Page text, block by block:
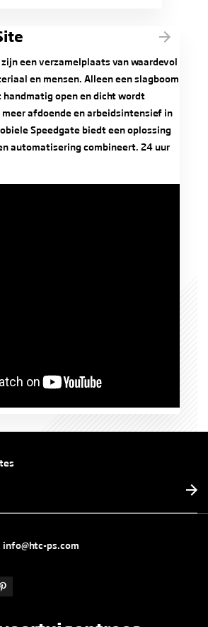
een verzamelplaats van waardevol
en mensen. Alleen een slagboom
handmatig open en dicht wordt
afdoende en arbeidsintensief in
Speedgate biedt een oplossing
automatisering combineert. 24 uur
info@htc-ps.com